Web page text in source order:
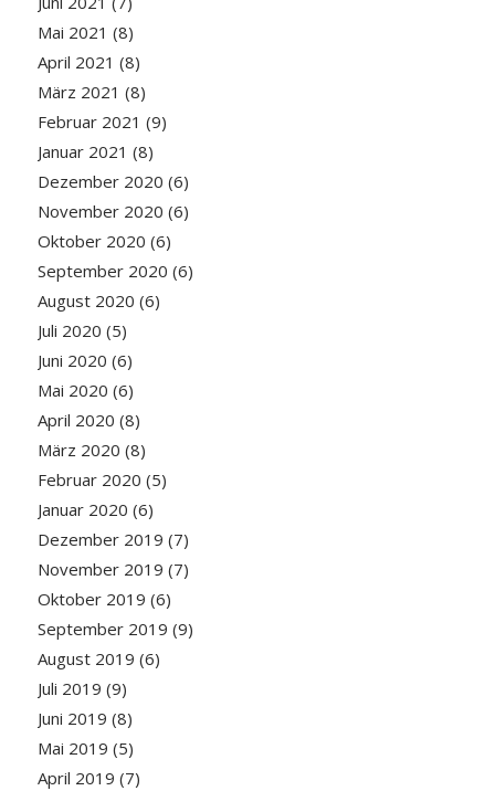
Mai 2021 (8)
April 2021 (8)
März 2021 (8)
Februar 2021 (9)
Januar 2021 (8)
Dezember 2020 (6)
November 2020 (6)
Oktober 2020 (6)
September 2020 (6)
August 2020 (6)
Juli 2020 (5)
Juni 2020 (6)
Mai 2020 (6)
April 2020 (8)
März 2020 (8)
Februar 2020 (5)
Januar 2020 (6)
Dezember 2019 (7)
November 2019 (7)
Oktober 2019 (6)
September 2019 (9)
August 2019 (6)
Juli 2019 (9)
Juni 2019 (8)
Mai 2019 (5)
April 2019 (7)